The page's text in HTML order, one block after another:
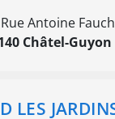
Antoine
Châtel-Guyon
LES